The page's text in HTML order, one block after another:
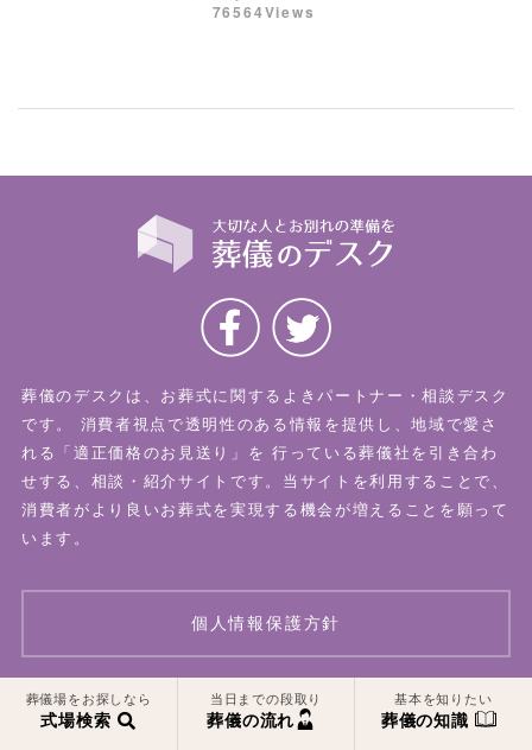
一覧はこちら
76564Views
一覧はこちら
葬儀場をお探しなら
式場検索
当日までの段取り
葬儀の流れ
基本を知りたい
葬儀の知識
葬儀のデスクは、お葬式に関するよきパートナー・相談デスク
です。
消費者視点で透明性のある情報を提供し、地域で愛さ
れる「適正価格のお見送り」を 行っている葬儀社を引き合わ
せする、相談・紹介サイトです。当サイトを利用することで、
消費者がより良いお葬式を実現する機会が増えることを願って
います。
個人情報保護方針
© 2026 葬儀のデスク All Rights Reserved.